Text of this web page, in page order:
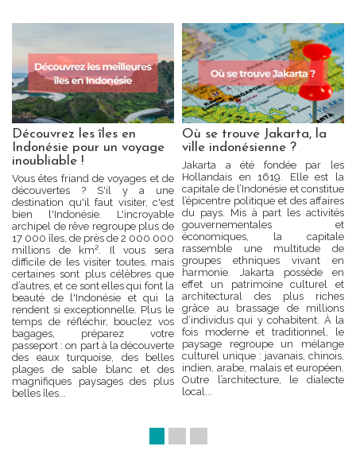
Découvrez les îles en
Indonésie pour un voyage
inoubliable !
Vous êtes friand de voyages et de
découvertes ? S'il y a une
destination qu'il faut visiter, c'est
bien l'Indonésie. L'incroyable
archipel de rêve regroupe plus de
17 000 îles, de près de 2 000 000
millions de km². Il vous sera
difficile de les visiter toutes, mais
certaines sont plus célèbres que
d’autres, et ce sont elles qui font la
beauté de l'Indonésie et qui la
rendent si exceptionnelle. Plus le
temps de réfléchir, bouclez vos
bagages, préparez votre
passeport : on part à la découverte
des eaux turquoise, des belles
plages de sable blanc et des
magnifiques paysages des plus
belles îles...
Où se trouve Jakarta, la
ville indonésienne ?
Jakarta a été fondée par les
Hollandais en 1619. Elle est la
capitale de l’Indonésie et constitue
l’épicentre politique et des affaires
du pays. Mis à part les activités
gouvernementales et
économiques, la capitale
rassemble une multitude de
groupes ethniques vivant en
harmonie. Jakarta possède en
effet un patrimoine culturel et
architectural des plus riches
grâce au brassage de millions
d’individus qui y cohabitent. À la
fois moderne et traditionnel, le
paysage regroupe un mélange
culturel unique : javanais, chinois,
indien, arabe, malais et européen.
Outre l’architecture, le dialecte
local...